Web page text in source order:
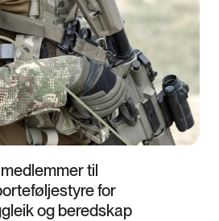
til
for
og beredskap